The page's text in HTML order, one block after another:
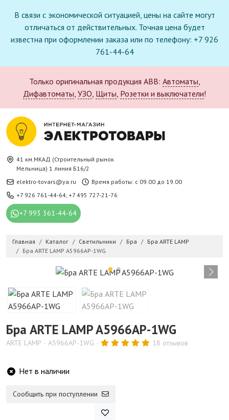
В связи с экономической ситуацией, цены на сайте могут
отличаться от действительных. Точная цена будет
известна при оформлении заказа или по телефону: +7 926
761-44-64
Только оригинальная продукция ABB: Автоматы,
Дифавтоматы, УЗО, Щиты, Розетки и выключатели!
41 км.МКАД (Строительный рынок
Мельница) 1 линия Б16/2
elektro-tovars@ya.ru
Время работы: с 09.00 до 19.00
+7 926 761-44-64, +7 495 727-21-76
+7 993 361-44-64
Главная Каталог Светильники Бра
Бра ARTE LAMP
Бра ARTE LAMP A5966AP-1WG
Бра ARTE LAMP A5966AP-1WG
ARTE LAMP A5966AP-1WG 18 отзывов
Нет в наличии
Сообщить при поступлении